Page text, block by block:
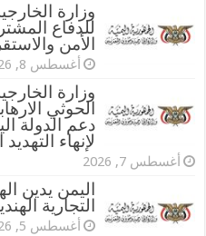
وزارة
للدفاع
الأمن
أغسطس 8, 2026
وزارة
الحوثي
دعم الدولة
لإنهاء
أغسطس 7, 2026
اليمن يدين
التجارية
أغسطس 5, 2026